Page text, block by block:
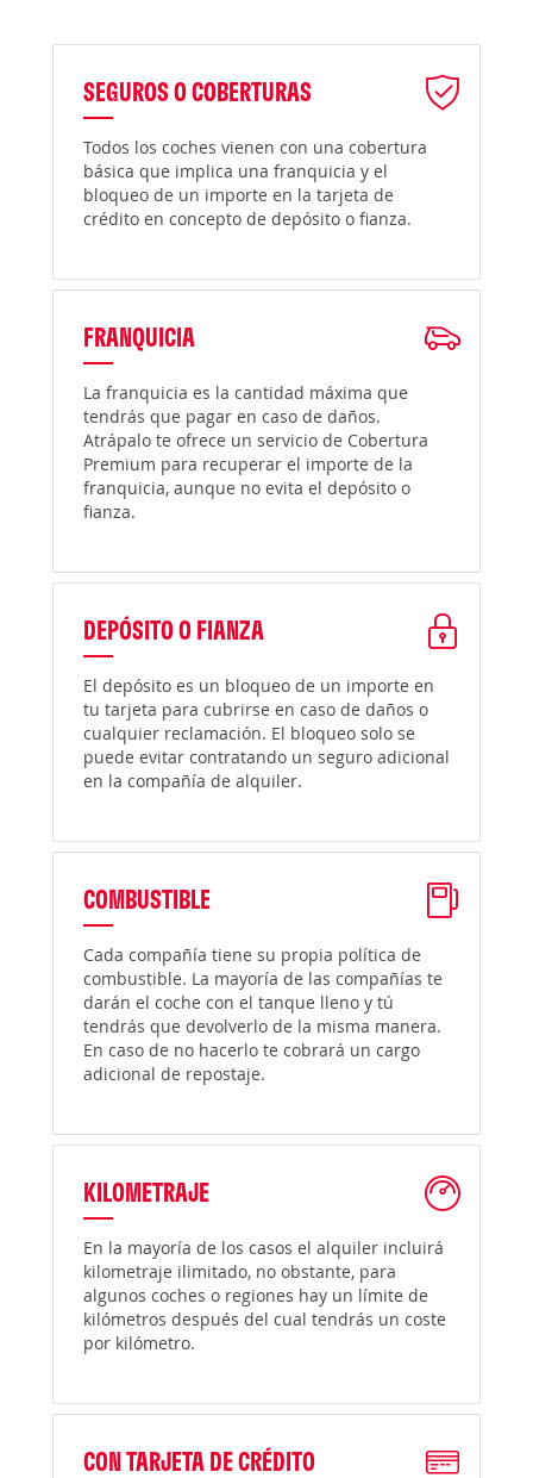
SEGUROS O COBERTURAS
Todos los coches vienen con una cobertura
básica que implica una franquicia y el
bloqueo de un importe en la tarjeta de
crédito en concepto de depósito o fianza.
FRANQUICIA
La franquicia es la cantidad máxima que
tendrás que pagar en caso de daños.
Atrápalo te ofrece un servicio de Cobertura
Premium para recuperar el importe de la
franquicia, aunque no evita el depósito o
fianza.
DEPÓSITO O FIANZA
El depósito es un bloqueo de un importe en
tu tarjeta para cubrirse en caso de daños o
cualquier reclamación. El bloqueo solo se
puede evitar contratando un seguro adicional
en la compañía de alquiler.
COMBUSTIBLE
Cada compañía tiene su propia política de
combustible. La mayoría de las compañías te
darán el coche con el tanque lleno y tú
tendrás que devolverlo de la misma manera.
En caso de no hacerlo te cobrará un cargo
adicional de repostaje.
KILOMETRAJE
En la mayoría de los casos el alquiler incluirá
kilometraje ilimitado, no obstante, para
algunos coches o regiones hay un límite de
kilómetros después del cual tendrás un coste
por kilómetro.
CON TARJETA DE CRÉDITO